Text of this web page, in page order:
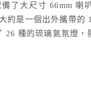
備了大尺寸 66mm 喇
約是一個出外攜帶的
26 種的琉璃氣氛燈